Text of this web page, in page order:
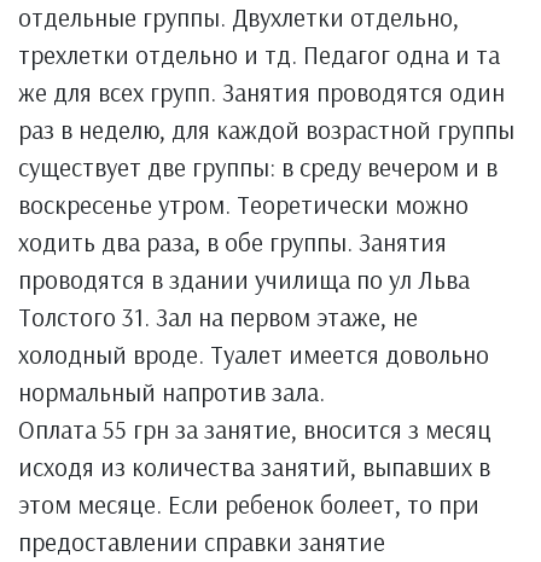
отдельные группы. Двухлетки отдельно,
трехлетки отдельно и тд. Педагог одна и та
же для всех групп. Занятия проводятся один
раз в неделю, для каждой возрастной группы
существует две группы: в среду вечером и в
воскресенье утром. Теоретически можно
ходить два раза, в обе группы. Занятия
проводятся в здании училища по ул Льва
Толстого 31. Зал на первом этаже, не
холодный вроде. Туалет имеется довольно
нормальный напротив зала.
Оплата 55 грн за занятие, вносится з месяц
исходя из количества занятий, выпавших в
этом месяце. Если ребенок болеет, то при
предоставлении справки занятие